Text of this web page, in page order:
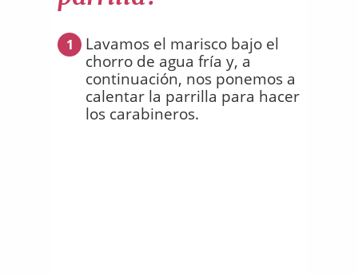
1
Lavamos el marisco bajo el
chorro de agua fría y, a
continuación, nos ponemos a
calentar la parrilla para hacer
los carabineros.